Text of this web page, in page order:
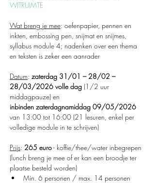
WITRUIMTE
Wat breng je mee: oefenpapier, pennen en
inkten, embossing pen, snijmat en snijmes,
syllabus module 4; nadenken over een thema
en teksten is zeker een aanrader
Datum: zaterdag 31/01 – 28/02 –
28/03/2026 volle dag (1/2 uur
middagpauze) en
inbinden zaterdagnamiddag 09/05/2026
van 13:00 tot 16:00 (21 lesuren, enkel per
volledige module in te schrijven)
Prijs: 265 euro - koffie/thee/water inbegrepen
(lunch breng je mee of er kan een broodje ter
plaatse besteld worden)
Min. 6 personen / max. 14 personen